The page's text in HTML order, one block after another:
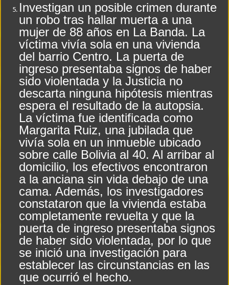
Investigan un posible crimen durante
un robo tras hallar muerta a una
mujer de 88 años en La Banda. La
víctima vivía sola en una vivienda
del barrio Centro. La puerta de
ingreso presentaba signos de haber
sido violentada y la Justicia no
descarta ninguna hipótesis mientras
espera el resultado de la autopsia.
La víctima fue identificada como
Margarita Ruiz, una jubilada que
vivía sola en un inmueble ubicado
sobre calle Bolivia al 40. Al arribar al
domicilio, los efectivos encontraron
a la anciana sin vida debajo de una
cama. Además, los investigadores
constataron que la vivienda estaba
completamente revuelta y que la
puerta de ingreso presentaba signos
de haber sido violentada, por lo que
se inició una investigación para
establecer las circunstancias en las
que ocurrió el hecho.